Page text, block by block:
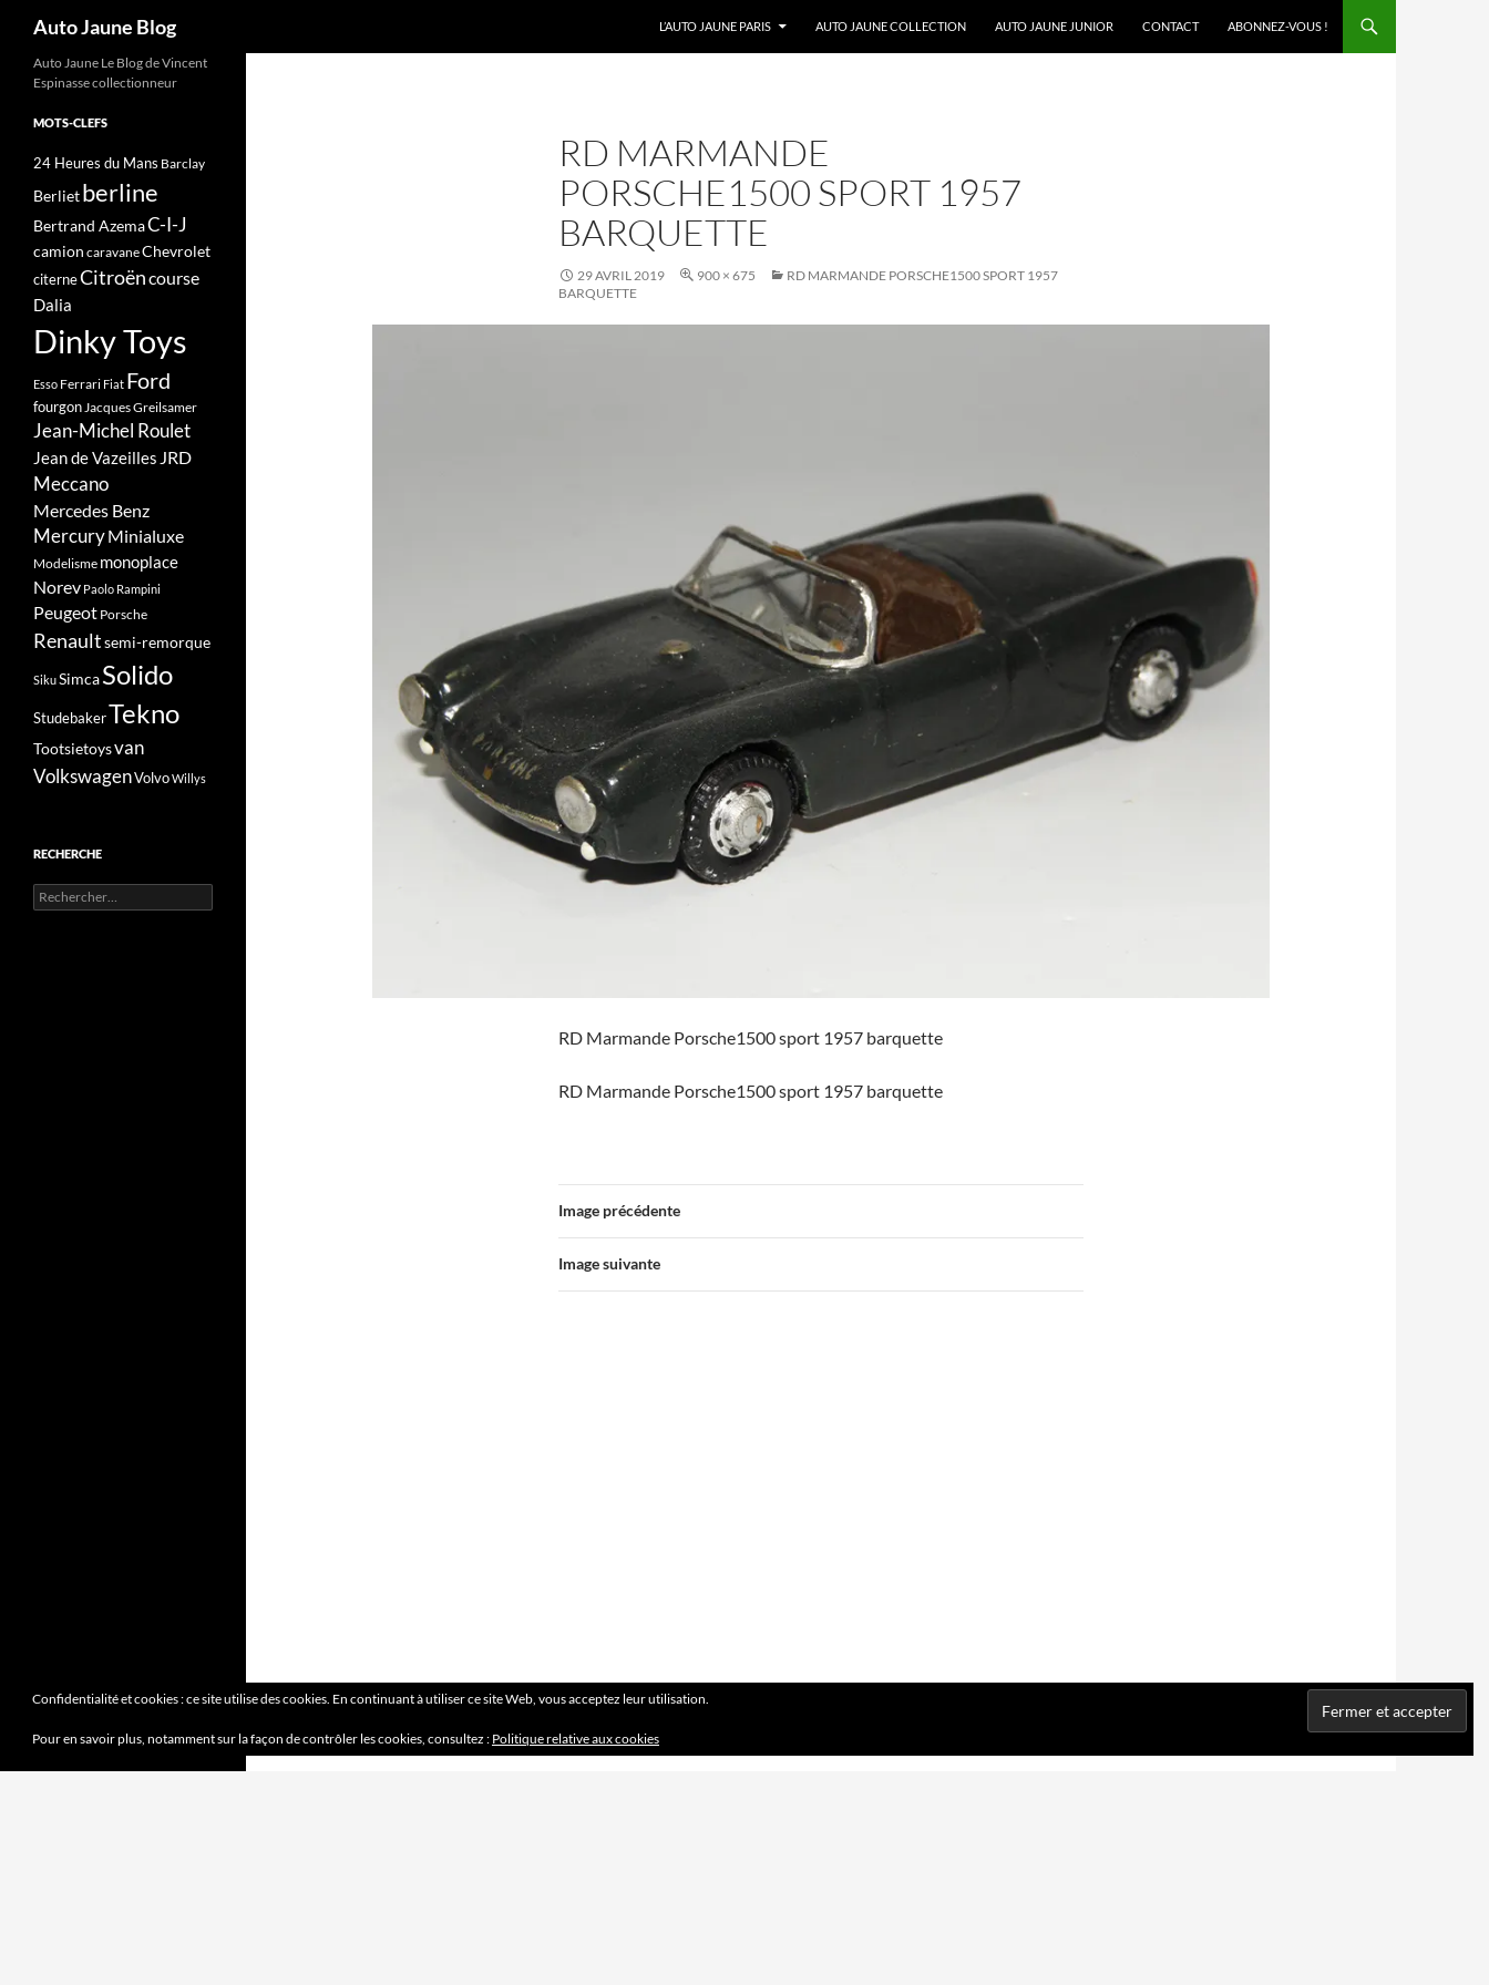
Auto Jaune Blog
L’AUTO JAUNE PARIS
AUTO JAUNE COLLECTION AUTO JAUNE JUNIOR CONTACT ABONNEZ-VOUS !
RD MARMANDE
PORSCHE1500 SPORT 1957
BARQUETTE
29 AVRIL 2019 900 × 675
RD MARMANDE PORSCHE1500 SPORT 1957
BARQUETTE
RD Marmande Porsche1500 sport 1957 barquette
RD Marmande Porsche1500 sport 1957 barquette
Image précédente
Image suivante
Auto Jaune Le Blog de Vincent
Espinasse collectionneur
MOTS-CLEFS
24 Heures du Mans Barclay
Berlietberline
Bertrand AzemaC-I-J
camion caravaneChevrolet
citerneCitroëncourse
Dalia
Dinky Toys
Esso Ferrari Fiat Ford
fourgonJacques Greilsamer
Jean-Michel Roulet
Jean de Vazeilles JRD
Meccano
Mercedes Benz
MercuryMinialuxe
Modelisme monoplace
Norev Paolo Rampini
Peugeot Porsche
Renaultsemi-remorque
SikuSimcaSolido
StudebakerTekno
Tootsietoysvan
VolkswagenVolvoWillys
RECHERCHE
Rechercher :
Confidentialité et cookies : ce site utilise des cookies. En continuant à utiliser ce site Web, vous acceptez leur utilisation.
Pour en savoir plus, notamment sur la façon de contrôler les cookies, consultez : Politique relative aux cookies